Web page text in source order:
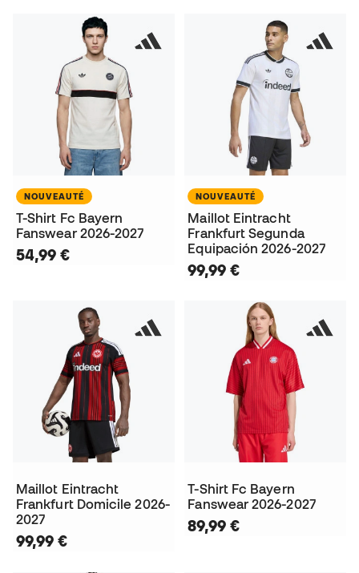
NOUVEAUTÉ
T-Shirt Fc Bayern
Fanswear 2026-2027
54,99 €
NOUVEAUTÉ
Maillot Eintracht
Frankfurt Segunda
Equipación 2026-2027
99,99 €
Maillot Eintracht
Frankfurt Domicile 2026-
2027
99,99 €
T-Shirt Fc Bayern
Fanswear 2026-2027
89,99 €